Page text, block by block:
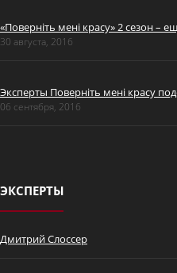
«Поверніть мені красу» 2 сезон
30 августа, 2016
Эксперты Поверніть мені красу
06 сентября, 2016
ЭКСПЕРТЫ
Дмитрий Слоссер